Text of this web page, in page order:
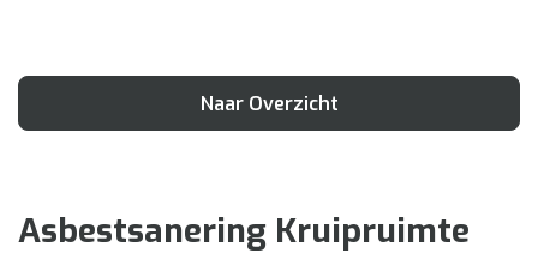
Naar Overzicht
Asbestsanering Kruipruimte